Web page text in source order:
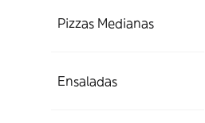
Pizzas Medianas
Ensaladas